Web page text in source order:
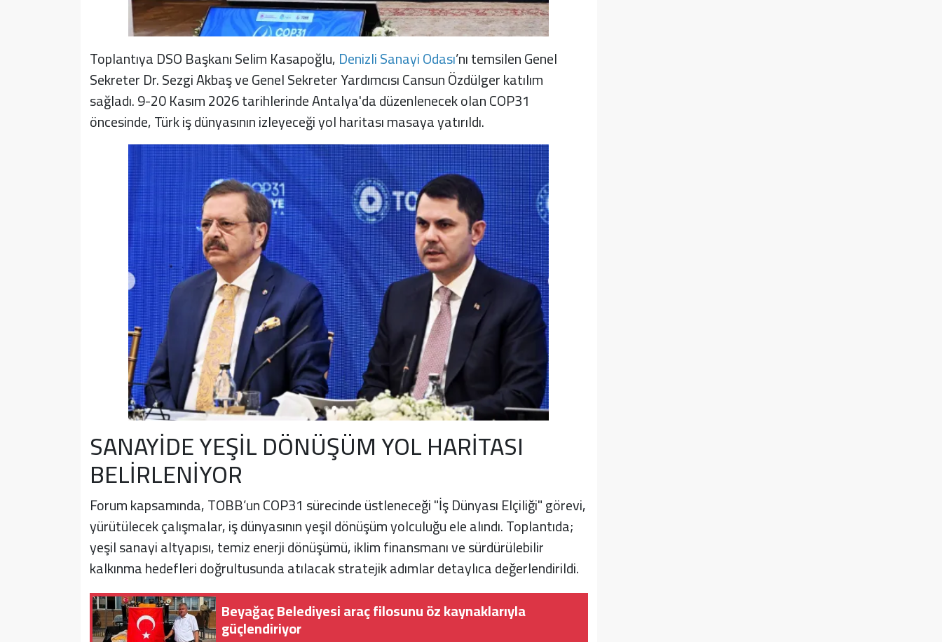
Toplantıya DSO Başkanı Selim Kasapoğlu,Denizli Sanayi Odası’nı temsilen Genel
Sekreter Dr. Sezgi Akbaş ve Genel Sekreter Yardımcısı Cansun Özdülger katılım
sağladı. 9-20 Kasım 2026 tarihlerinde Antalya'da düzenlenecek olan COP31
öncesinde, Türk iş dünyasının izleyeceği yol haritası masaya yatırıldı.
SANAYİDE YEŞİL DÖNÜŞÜM YOL HARİTASI
BELİRLENİYOR
Forum kapsamında, TOBB’un COP31 sürecinde üstleneceği "İş Dünyası Elçiliği" görevi,
yürütülecek çalışmalar, iş dünyasının yeşil dönüşüm yolculuğu ele alındı. Toplantıda;
yeşil sanayi altyapısı, temiz enerji dönüşümü, iklim finansmanı ve sürdürülebilir
kalkınma hedefleri doğrultusunda atılacak stratejik adımlar detaylıca değerlendirildi.
Beyağaç Belediyesi araç filosunu öz kaynaklarıyla
güçlendiriyor